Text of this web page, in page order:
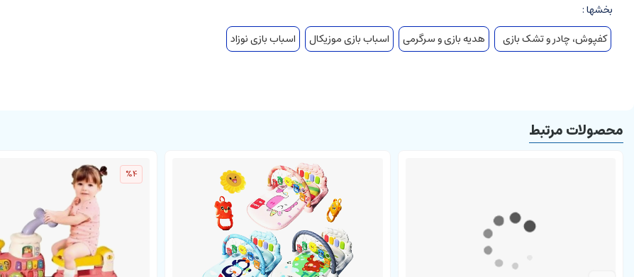
جنس سفره پارچه ضد آب
دارای دکمه خاموش و روشن
دارای قابلیت کم و زیاد کردن صدا
مناسب برای نوزاد و کودک
دارای بسته بندی
از نوع سفره موزیکال:
تقویت مهارت های حرکتی کودک
تقویت حس لامسه
بهبود مهارت های تصویری کودک
بخشها :
کفپوش، چادر و تشک بازی
هدیه بازی و سرگرمی اسباب بازی موزیکال اسباب بازی نوزاد
محصولات مرتبط
%4